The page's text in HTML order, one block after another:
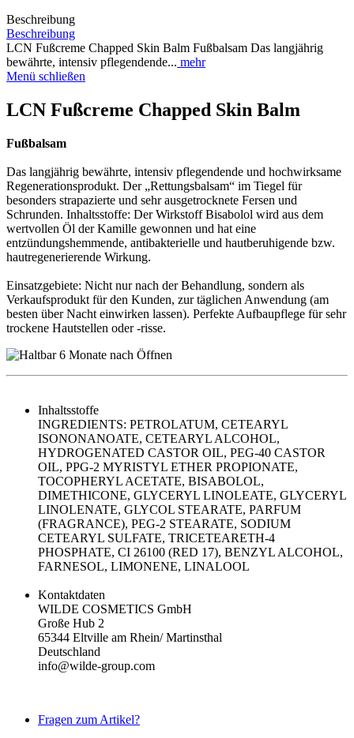
Beschreibung
Beschreibung
LCN Fußcreme Chapped Skin Balm Fußbalsam Das langjährig
bewährte, intensiv pflegendende... mehr
Menü schließen
LCN Fußcreme Chapped Skin Balm
Fußbalsam
Das langjährig bewährte, intensiv pflegendende und hochwirksame
Regenerationsprodukt. Der „Rettungsbalsam“ im Tiegel für
besonders strapazierte und sehr ausgetrocknete Fersen und
Schrunden. Inhaltsstoffe: Der Wirkstoff Bisabolol wird aus dem
wertvollen Öl der Kamille gewonnen und hat eine
entzündungshemmende, antibakterielle und hautberuhigende bzw.
hautregenerierende Wirkung.
Einsatzgebiete: Nicht nur nach der Behandlung, sondern als
Verkaufsprodukt für den Kunden, zur täglichen Anwendung (am
besten über Nacht einwirken lassen). Perfekte Aufbaupflege für sehr
trockene Hautstellen oder -risse.
Inhaltsstoffe
INGREDIENTS: PETROLATUM, CETEARYL
ISONONANOATE, CETEARYL ALCOHOL,
HYDROGENATED CASTOR OIL, PEG-40 CASTOR
OIL, PPG-2 MYRISTYL ETHER PROPIONATE,
TOCOPHERYL ACETATE, BISABOLOL,
DIMETHICONE, GLYCERYL LINOLEATE, GLYCERYL
LINOLENATE, GLYCOL STEARATE, PARFUM
(FRAGRANCE), PEG-2 STEARATE, SODIUM
CETEARYL SULFATE, TRICETEARETH-4
PHOSPHATE, CI 26100 (RED 17), BENZYL ALCOHOL,
FARNESOL, LIMONENE, LINALOOL
Kontaktdaten
WILDE COSMETICS GmbH
Große Hub 2
65344 Eltville am Rhein/ Martinsthal
Deutschland
info@wilde-group.com
Fragen zum Artikel?